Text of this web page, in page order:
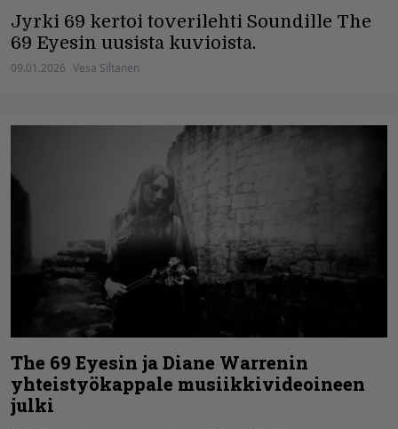
Jyrki 69 kertoi toverilehti Soundille The
69 Eyesin uusista kuvioista.
09.01.2026 Vesa Siltanen
The 69 Eyesin ja Diane Warrenin
yhteistyökappale musiikkivideoineen
julki